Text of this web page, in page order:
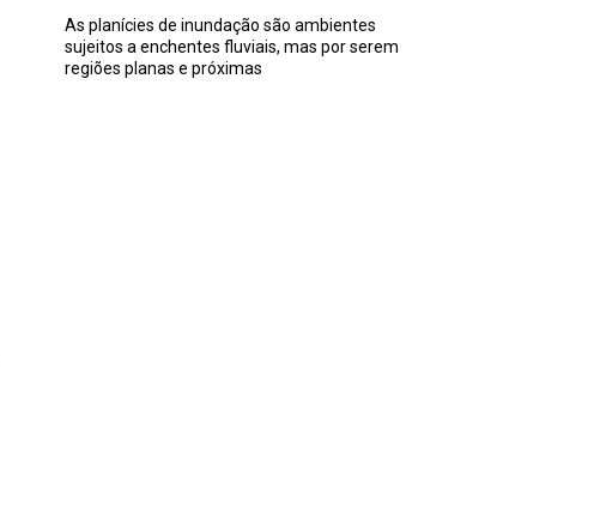
As planícies de inundação são ambientes
sujeitos a enchentes fluviais, mas por serem
regiões planas e próximas